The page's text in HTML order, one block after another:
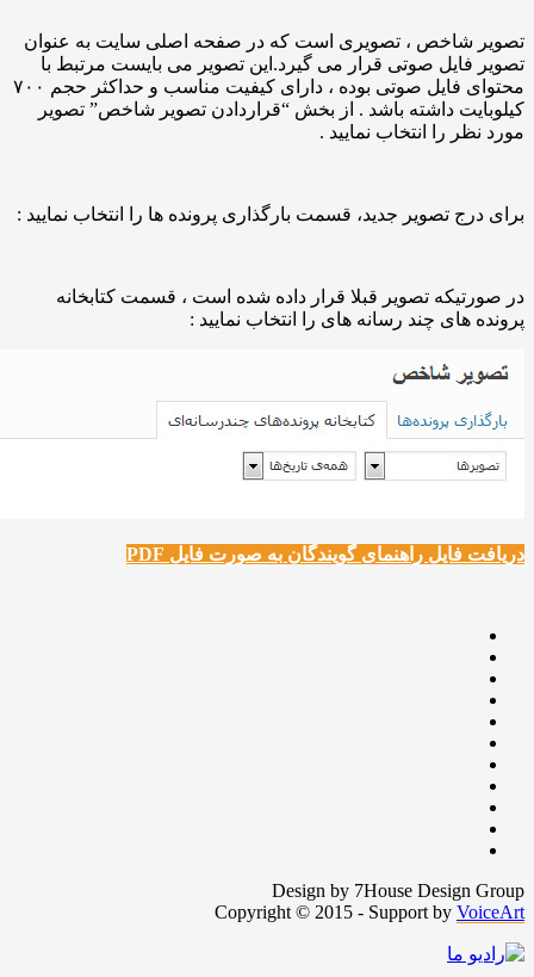
تصویر شاخص ، تصویری است که در صفحه اصلی سایت به عنوان
تصویر فایل صوتی قرار می گیرد.این تصویر می بایست مرتبط با
محتوای فایل صوتی بوده ، دارای کیفیت مناسب و حداکثر حجم ۷۰۰
کیلوبایت داشته باشد . از بخش “قراردادن تصویر شاخص” تصویر
مورد نظر را انتخاب نمایید .
برای درج تصویر جدید، قسمت بارگذاری پرونده ها را انتخاب نمایید :
در صورتیکه تصویر قبلا قرار داده شده است ، قسمت کتابخانه
پرونده های چند رسانه های را انتخاب نمایید :
دریافت فایل راهنمای گویندگان به صورت فایل PDF
Design by 7House Design Group
Copyright © 2015 - Support by VoiceArt